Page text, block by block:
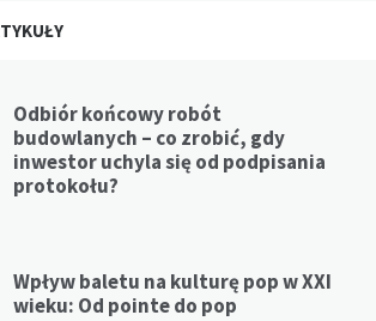
Odbiór końcowy robót
budowlanych – co zrobić, gdy
inwestor uchyla się od podpisania
protokołu?
Wpływ baletu na kulturę pop w XXI
wieku: Od pointe do pop